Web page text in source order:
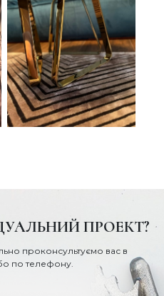
ПРОЕКТ?
проконсультуємо вас в
по телефону.